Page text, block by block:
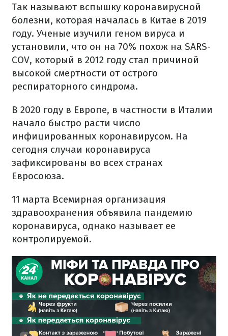
Так называют вспышку коронавирусной
болезни, которая началась в Китае в 2019
году. Ученые изучили геном вируса и
установили, что он на 70% похож на SARS-
COV, который в 2012 году стал причиной
высокой смертности от острого
респираторного синдрома.
В 2020 году в Европе, в частности в Италии
начало быстро расти число
инфицированных коронавирусом. На
сегодня случаи коронавируса
зафиксированы во всех странах
Евросоюза.
11 марта Всемирная организация
здравоохранения объявила пандемию
коронавируса, однако называет ее
контролируемой.